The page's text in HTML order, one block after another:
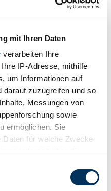
mit Ihren Daten
verarbeiten Ihre
IP-Adresse, mithilfe
um Informationen auf
darauf zuzugreifen und so
Messungen von
sowie
ermöglichen. Sie
für welche Zwecke